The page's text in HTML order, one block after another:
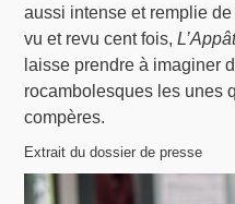
aussi intense et remplie
vu et revu cent fois,
laisse prendre à imaginer
rocambolesques les unes
compères.
Extrait du dossier de presse